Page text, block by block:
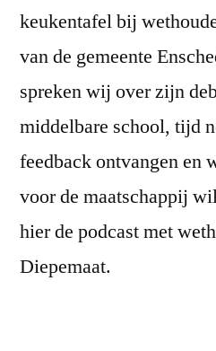
keukentafel bij
van de gemeente
spreken wij over zijn
middelbare school, tijd
feedback ontvangen en
voor de maatschappij
hier de podcast met
Diepemaat.